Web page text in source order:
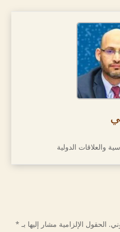
والعلاقات الدولية
الحقول الإلزامية مشار إليها بـ *